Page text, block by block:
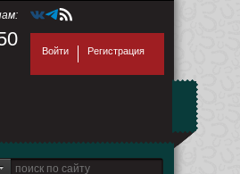
Войти Регистрация